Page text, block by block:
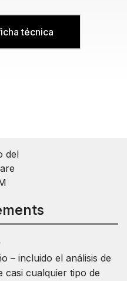
técnica
– incluido el análisis de
casi cualquier tipo de